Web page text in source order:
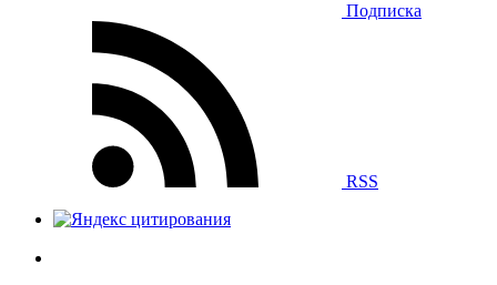
Подписка
RSS